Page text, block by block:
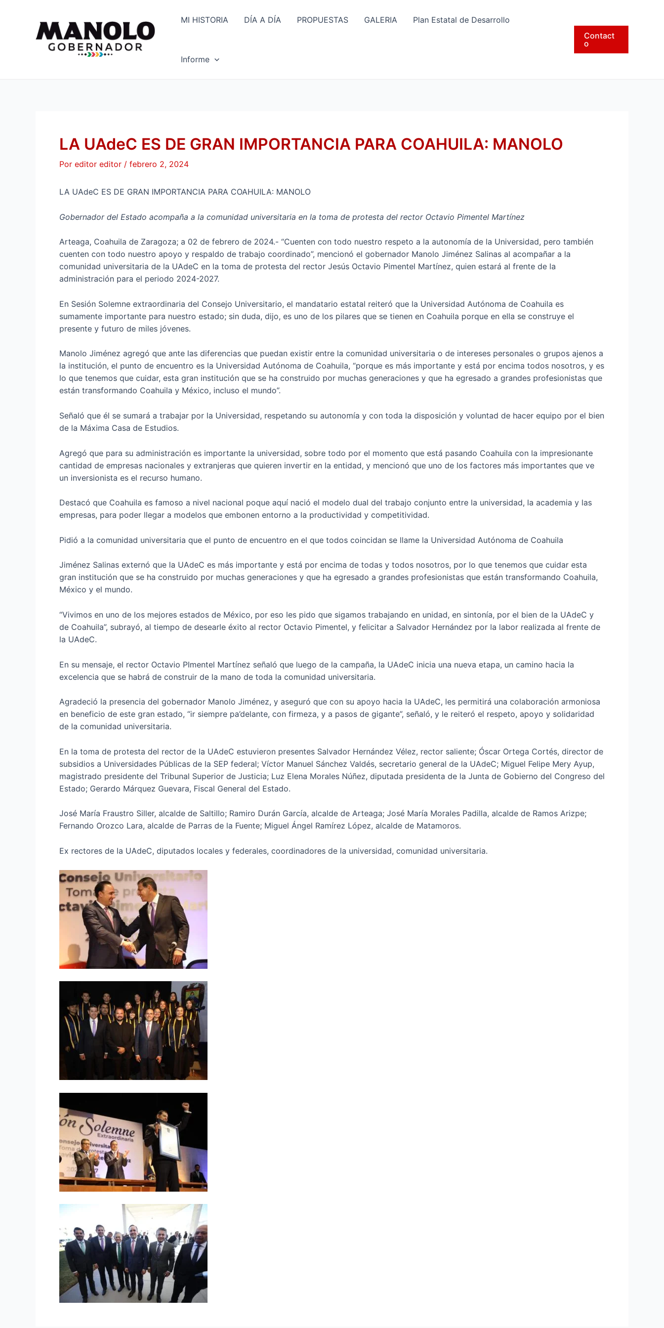
MI HISTORIA DÍA A DÍA PROPUESTAS GALERIA Plan Estatal de Desarrollo
Informe
Contact
o
LA UAdeC ES DE GRAN IMPORTANCIA PARA COAHUILA: MANOLO
Por editor editor / febrero 2, 2024
LA UAdeC ES DE GRAN IMPORTANCIA PARA COAHUILA: MANOLO
Gobernador del Estado acompaña a la comunidad universitaria en la toma de protesta del rector Octavio Pimentel Martínez
Arteaga, Coahuila de Zaragoza; a 02 de febrero de 2024.- “Cuenten con todo nuestro respeto a la autonomía de la Universidad, pero también
cuenten con todo nuestro apoyo y respaldo de trabajo coordinado”, mencionó el gobernador Manolo Jiménez Salinas al acompañar a la
comunidad universitaria de la UAdeC en la toma de protesta del rector Jesús Octavio Pimentel Martínez, quien estará al frente de la
administración para el periodo 2024-2027.
En Sesión Solemne extraordinaria del Consejo Universitario, el mandatario estatal reiteró que la Universidad Autónoma de Coahuila es
sumamente importante para nuestro estado; sin duda, dijo, es uno de los pilares que se tienen en Coahuila porque en ella se construye el
presente y futuro de miles jóvenes.
Manolo Jiménez agregó que ante las diferencias que puedan existir entre la comunidad universitaria o de intereses personales o grupos ajenos a
la institución, el punto de encuentro es la Universidad Autónoma de Coahuila, “porque es más importante y está por encima todos nosotros, y es
lo que tenemos que cuidar, esta gran institución que se ha construido por muchas generaciones y que ha egresado a grandes profesionistas que
están transformando Coahuila y México, incluso el mundo”.
Señaló que él se sumará a trabajar por la Universidad, respetando su autonomía y con toda la disposición y voluntad de hacer equipo por el bien
de la Máxima Casa de Estudios.
Agregó que para su administración es importante la universidad, sobre todo por el momento que está pasando Coahuila con la impresionante
cantidad de empresas nacionales y extranjeras que quieren invertir en la entidad, y mencionó que uno de los factores más importantes que ve
un inversionista es el recurso humano.
Destacó que Coahuila es famoso a nivel nacional poque aquí nació el modelo dual del trabajo conjunto entre la universidad, la academia y las
empresas, para poder llegar a modelos que embonen entorno a la productividad y competitividad.
Pidió a la comunidad universitaria que el punto de encuentro en el que todos coincidan se llame la Universidad Autónoma de Coahuila
Jiménez Salinas externó que la UAdeC es más importante y está por encima de todas y todos nosotros, por lo que tenemos que cuidar esta
gran institución que se ha construido por muchas generaciones y que ha egresado a grandes profesionistas que están transformando Coahuila,
México y el mundo.
“Vivimos en uno de los mejores estados de México, por eso les pido que sigamos trabajando en unidad, en sintonía, por el bien de la UAdeC y
de Coahuila”, subrayó, al tiempo de desearle éxito al rector Octavio Pimentel, y felicitar a Salvador Hernández por la labor realizada al frente de
la UAdeC.
En su mensaje, el rector Octavio PImentel Martínez señaló que luego de la campaña, la UAdeC inicia una nueva etapa, un camino hacia la
excelencia que se habrá de construir de la mano de toda la comunidad universitaria.
Agradeció la presencia del gobernador Manolo Jiménez, y aseguró que con su apoyo hacia la UAdeC, les permitirá una colaboración armoniosa
en beneficio de este gran estado, “ir siempre pa’delante, con firmeza, y a pasos de gigante”, señaló, y le reiteró el respeto, apoyo y solidaridad
de la comunidad universitaria.
En la toma de protesta del rector de la UAdeC estuvieron presentes Salvador Hernández Vélez, rector saliente; Óscar Ortega Cortés, director de
subsidios a Universidades Públicas de la SEP federal; Víctor Manuel Sánchez Valdés, secretario general de la UAdeC; Miguel Felipe Mery Ayup,
magistrado presidente del Tribunal Superior de Justicia; Luz Elena Morales Núñez, diputada presidenta de la Junta de Gobierno del Congreso del
Estado; Gerardo Márquez Guevara, Fiscal General del Estado.
José María Fraustro Siller, alcalde de Saltillo; Ramiro Durán García, alcalde de Arteaga; José María Morales Padilla, alcalde de Ramos Arizpe;
Fernando Orozco Lara, alcalde de Parras de la Fuente; Miguel Ángel Ramírez López, alcalde de Matamoros.
Ex rectores de la UAdeC, diputados locales y federales, coordinadores de la universidad, comunidad universitaria.
entradas